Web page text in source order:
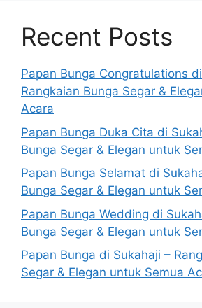
Recent Posts
Papan Bunga Congratulations
Rangkaian Bunga Segar &
Acara
Papan Bunga Duka Cita di
Bunga Segar & Elegan untuk
Papan Bunga Selamat di
Bunga Segar & Elegan untuk
Papan Bunga Wedding di
Bunga Segar & Elegan untuk
Papan Bunga di Sukahaji –
Segar & Elegan untuk Semua